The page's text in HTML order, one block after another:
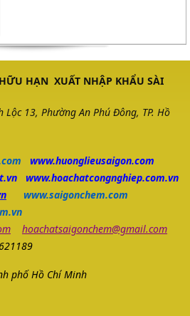
HẠN XUẤT NHẬP KHẨU SÀI
13, Phường An Phú Đông, TP. Hồ
www.huonglieusaigon.com
www.hoachatcongnghiep.com.vn
www.saigonchem.com
hoachatsaigonchem@gmail.com
phố Hồ Chí Minh